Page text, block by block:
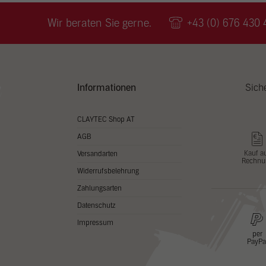
Wir beraten Sie gerne. +43 (0) 676 430
Informationen
CLAYTEC Shop AT
AGB
Versandarten
Widerrufsbelehrung
Zahlungsarten
Datenschutz
Impressum
Kauf
per
PayPal
zu